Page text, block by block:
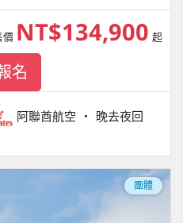
阿聯酋航空 晚去夜回
價 NT$134,900 起
名
團體